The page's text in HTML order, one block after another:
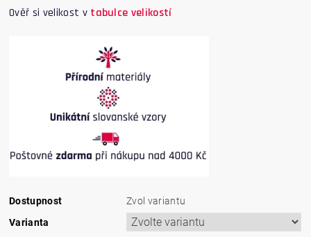
Ověř si velikost v tabulce velikostí
Dostupnost
Zvol variantu
Varianta